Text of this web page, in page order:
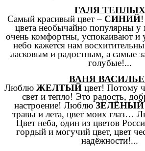
ГАЛЯ ТЕПЛЫХ
Самый красивый цвет – СИНИЙ!
цвета необычайно популярны
очень комфортны, успокаивают и
небо кажется нам
ласковым и радостным, а самые
голубые!...
ВАНЯ
Люблю ЖЕЛТЫЙ цвет! Потому
свет и тепло! Это радость,
настроение! ЛюблюЗЕЛЁНЫЙ
травы и лета, цвет моих глаз…
Цвет неба, один из цветов
гордый и могучий цвет, цвет
надёжности!...